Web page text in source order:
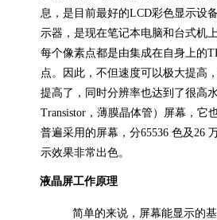
息，是目前最好的LCD彩色显示设
示器，是现在笔记本电脑和台式机
每个像素点都是由集成在自身上的
点。因此，不但速度可以极大提高
提高了，同时分辨率也达到了很
Transistor ，薄膜晶体管）屏幕，它
普遍采用的屏幕，分65536 色及 26
示效果非常出色。
液晶屏工作原理
简单的来说，屏幕能显示的